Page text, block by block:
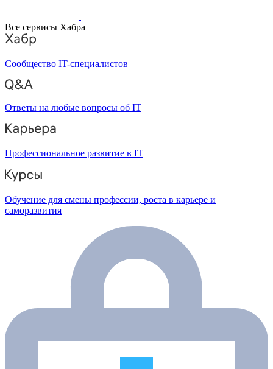
Все сервисы Хабра
Сообщество IT-специалистов
Ответы на любые вопросы об IT
Профессиональное развитие в IT
Обучение для смены профессии, роста в карьере и
саморазвития